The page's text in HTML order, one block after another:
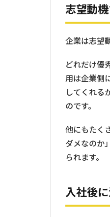
志望動
企業は志望
どれだけ優
用は企業側
してくれる
のです。
他にもたく
ダメなのか
られます。
入社後